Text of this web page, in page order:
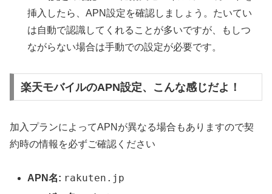
挿入したら、APN設定を確認しましょう。たいてい
は自動で認識してくれることが多いですが、もしつ
ながらない場合は手動での設定が必要です。
楽天モバイルのAPN設定、こんな感じだよ！
加入プランによってAPNが異なる場合もありますので契
約時の情報を必ずご確認ください
APN名: rakuten.jp